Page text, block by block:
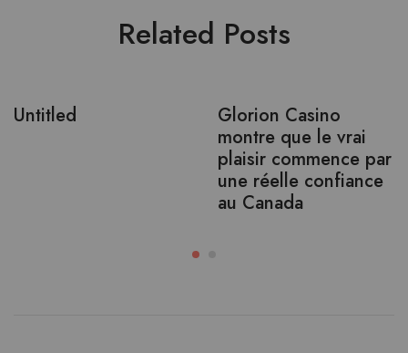
Related Posts
Untitled
Glorion Casino
montre que le vrai
plaisir commence par
une réelle confiance
au Canada